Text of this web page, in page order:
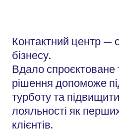
Контактний центр —
бізнесу.
Вдало
рішення допоможе
турботу та
лояльності як
клієнтів.